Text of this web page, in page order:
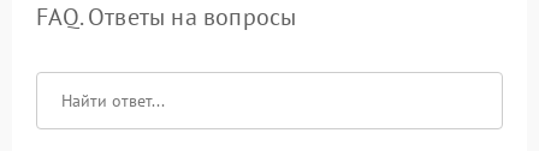
FAQ. Ответы на вопросы